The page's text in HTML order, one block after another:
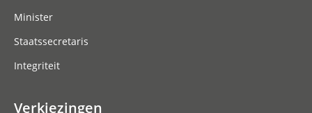
Minister
Staatssecretaris
Integriteit
Verkiezingen